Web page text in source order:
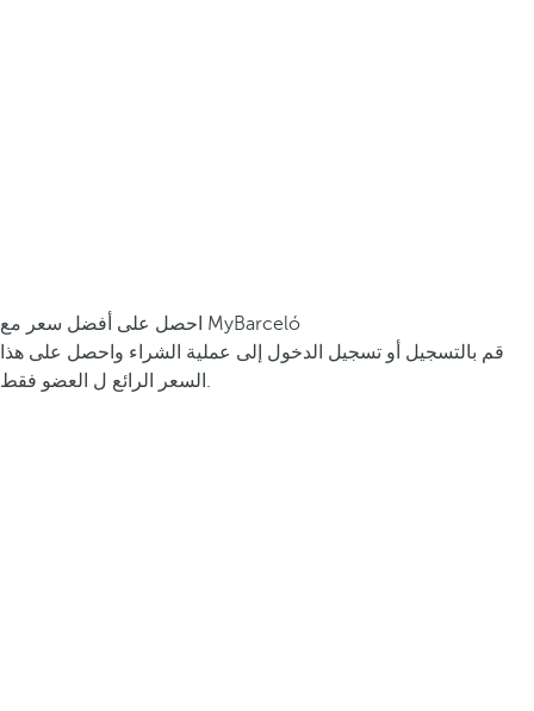
احصل على أفضل سعر مع MyBarceló
قم بالتسجيل أو تسجيل الدخول إلى عملية الشراء واحصل على هذا
السعر الرائع ل العضو فقط.